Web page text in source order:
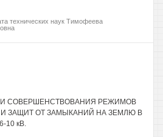
технических наук Тимофеева
СОВЕРШЕНСТВОВАНИЯ РЕЖИМОВ
ЗАЩИТ ОТ ЗАМЫКАНИЙ НА ЗЕМЛЮ В
10 кВ.